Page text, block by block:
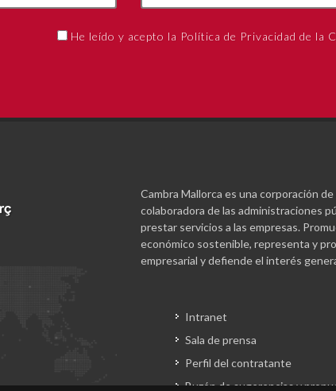
He leído y acepto la Política de Privacidad de la
Cambra Mallorca es una corporación
colaboradora de las administraciones
prestar servicios a las empresas.
económico sostenible, representa y
empresarial y defiende el interés
Intranet
Sala de prensa
Perfil del contratante
Buzón de sugerencias y